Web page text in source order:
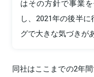
はその方針で事業
し、2021年の後半
グで大きな気づきが
同社はここまでの2年